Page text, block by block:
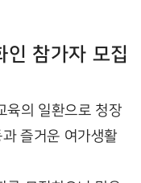
인 참가자 모집
육의 일환으로 청장
즐거운 여가생활